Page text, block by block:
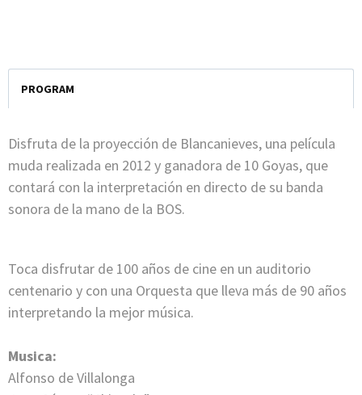
PROGRAM
Disfruta de la proyección de Blancanieves, una película
muda realizada en 2012 y ganadora de 10 Goyas, que
contará con la interpretación en directo de su banda
sonora de la mano de la BOS.
Toca disfrutar de 100 años de cine en un auditorio
centenario y con una Orquesta que lleva más de 90 años
interpretando la mejor música.
Musica:
Alfonso de Villalonga